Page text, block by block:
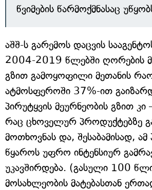
წვიმების წარმოქმნასაც
აშშ-ს გარემოს დაცვის
2004-2019 წლებში ღორების
გზით გამოყოფილი მეთანის
ატმოსფეროში 37%-ით
პირუტყვის მეურნეობის გზით
რაც ცხოველურ პროდუქტებზე
მოთხოვნას და, შესაბამისად,
წყაროს უფრო ინტენსიურ
უკავშირდება. (გასული 100
მოსახლეობის მატებასთან